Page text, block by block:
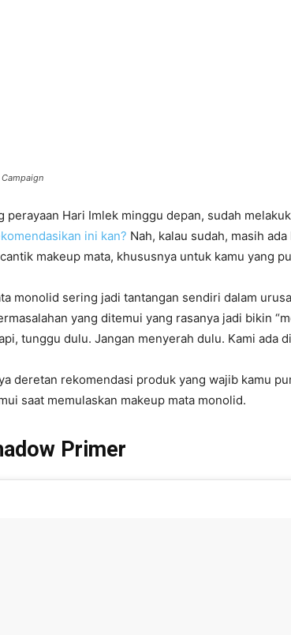
perayaan Hari Imlek minggu depan, sudah
ini kan? Nah, kalau sudah, masih
makeup mata, khususnya untuk kamu yang
monolid sering jadi tantangan sendiri dalam
yang ditemui yang rasanya jadi bikin
tunggu dulu. Jangan menyerah dulu. Kami ada
deretan rekomendasi produk yang wajib kamu
saat memulaskan makeup mata monolid.
Primer